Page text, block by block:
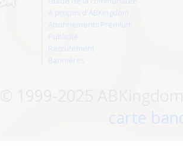
A propos d'ABKingdom
Abonnements Premium
Publicité
Recrutement
Bannières
carte